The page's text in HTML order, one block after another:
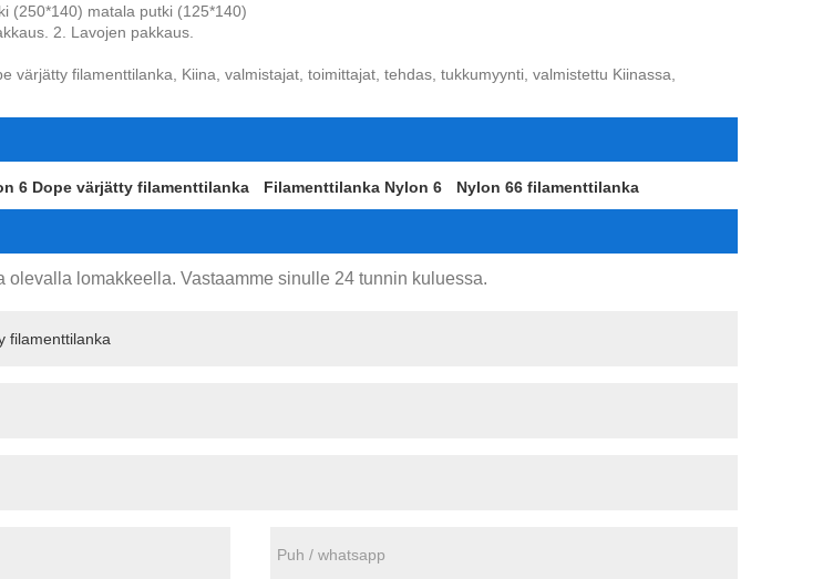
(250*140) matala putki (125*140)
2. Lavojen pakkaus.
värjätty filamenttilanka, Kiina, valmistajat, toimittajat, tehdas, tukkumyynti, valmistettu Kiinassa,
6 Dope värjätty filamenttilanka Filamenttilanka Nylon 6 Nylon 66 filamenttilanka
olevalla lomakkeella. Vastaamme sinulle 24 tunnin kuluessa.